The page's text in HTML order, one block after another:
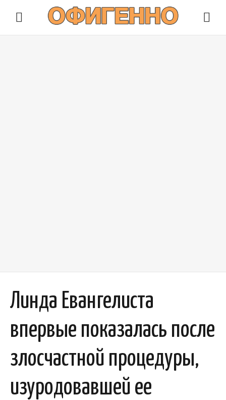
Линда Евангелиста
впервые показалась после
злосчастной процедуры,
изуродовавшей ее